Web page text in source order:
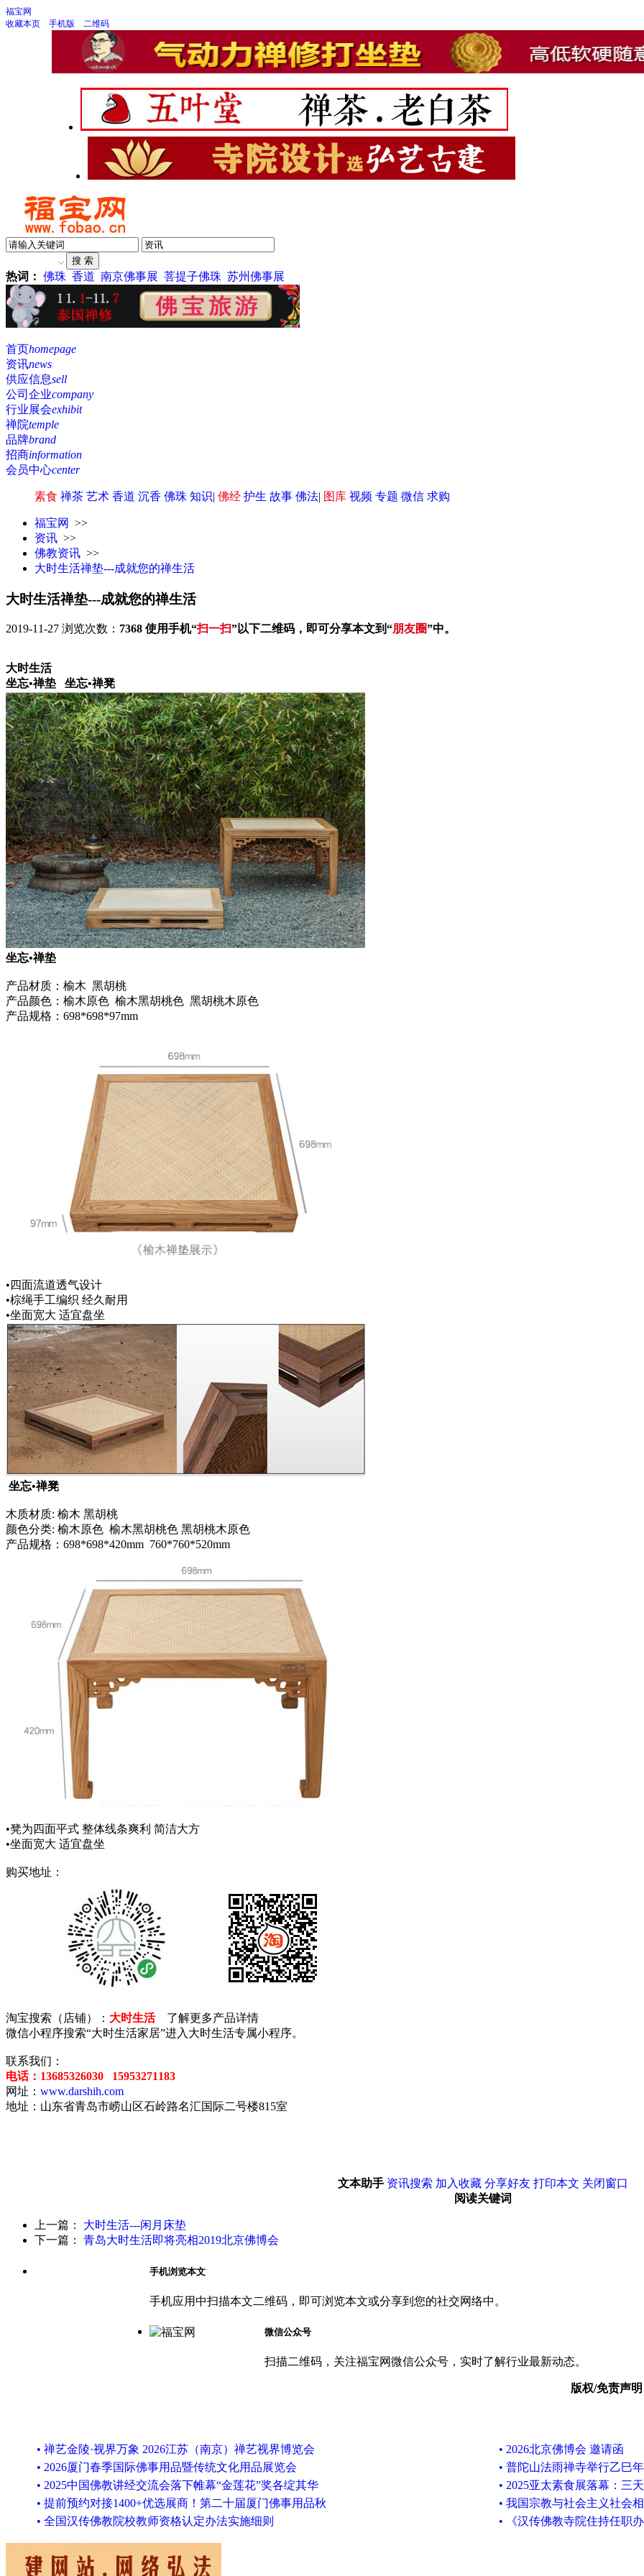
福宝网
收藏本页
手机版 二维码
热词： 佛珠 香道 南京佛事展 菩提子佛珠 苏州佛事展
首页homepage
资讯news
供应信息sell
公司企业company
行业展会exhibit
禅院temple
品牌brand
招商information
会员中心center
素食 禅茶 艺术 香道 沉香 佛珠 知识| 佛经 护生 故事 佛法| 图库 视频 专题 微信 求购
福宝网
>>
资讯 >>
佛教资讯 >>
大时生活禅垫---成就您的禅生活
大时生活禅垫---成就您的禅生活
2019-11-27 浏览次数： 7368 使用手机“扫一扫”以下二维码，即可分享本文到“朋友圈”中。
大时生活
坐忘•禅垫 坐忘•禅凳
坐忘•禅垫
产品材质：榆木 黑胡桃
产品颜色：榆木原色 榆木黑胡桃色 黑胡桃木原色
产品规格：698*698*97mm
•四面流道透气设计
•棕绳手工编织 经久耐用
•坐面宽大 适宜盘坐
坐忘•禅凳
木质材质: 榆木 黑胡桃
颜色分类: 榆木原色 榆木黑胡桃色 黑胡桃木原色
产品规格：698*698*420mm 760*760*520mm
•凳为四面平式 整体线条爽利 简洁大方
•坐面宽大 适宜盘坐
购买地址：
淘宝搜索（店铺）： 大时生活
了解更多产品详情
微信小程序搜索“大时生活家居”进入大时生活专属小程序。
联系我们：
电话：13685326030 15953271183
网址： www.darshih.com
地址：山东省青岛市崂山区石岭路名汇国际二号楼815室
文本助手 资讯搜索 加入收藏 分享好友 打印本文 关闭窗口
阅读关键词
上一篇： 大时生活---闲月床垫
下一篇： 青岛大时生活即将亮相2019北京佛博会
手机浏览本文
手机应用中扫描本文二维码，即可浏览本文或分享到您的社交网络中。
微信公众号
扫描二维码，关注福宝网微信公众号，实时了解行业最新动态。
版权/免责声
• 禅艺金陵·视界万象 2026江苏（南京）禅艺视界博览会
• 2026北京佛博会 邀请函
• 2026厦门春季国际佛事用品暨传统文化用品展览会
• 普陀山法雨禅寺举行乙巳
• 2025中国佛教讲经交流会落下帷幕“金莲花”奖各绽其华
• 2025亚太素食展落幕：三
• 提前预约对接1400+优选展商！第二十届厦门佛事用品秋
• 我国宗教与社会主义社会
• 全国汉传佛教院校教师资格认定办法实施细则
• 《汉传佛教寺院住持任职